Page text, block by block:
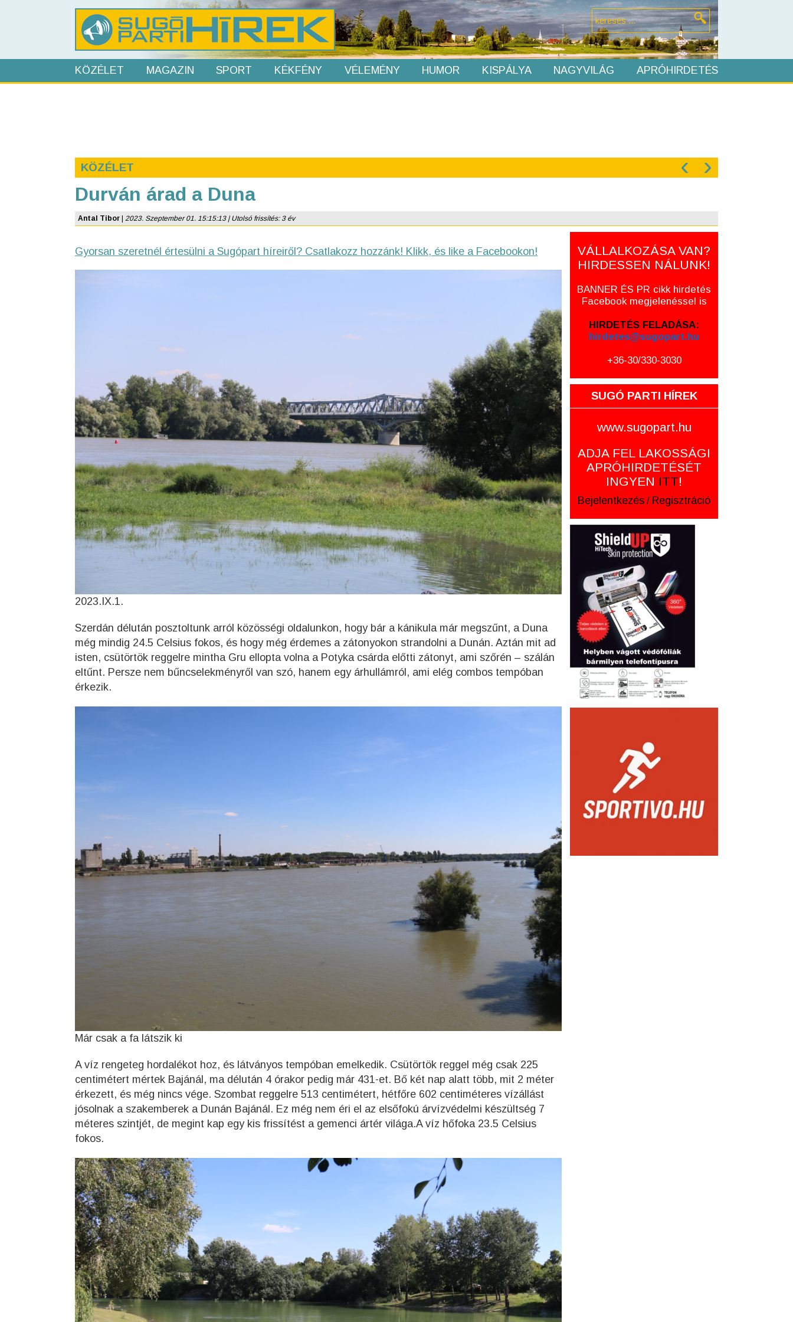
KÖZÉLET MAGAZIN SPORT KÉKFÉNY VÉLEMÉNY HUMOR KISPÁLYA NAGYVILÁG APRÓHIRDETÉS
KÖZÉLET ‹ ›
Durván árad a Duna
Antal Tibor 2023. Szeptember 01. 15:15:13 | Utolsó frissítés: 3 év
Gyorsan szeretnél értesülni a Sugópart híreiről? Csatlakozz hozzánk! Klikk, és like a Facebookon!
2023.IX.1.
Szerdán délután posztoltunk arról közösségi oldalunkon, hogy bár a kánikula már megszűnt, a Duna
még mindig 24.5 Celsius fokos, és hogy még érdemes a zátonyokon strandolni a Dunán. Aztán mit ad
isten, csütörtök reggelre mintha Gru ellopta volna a Potyka csárda előtti zátonyt, ami szőrén – szálán
eltűnt. Persze nem bűncselekményről van szó, hanem egy árhullámról, ami elég combos tempóban
érkezik.
Már csak a fa látszik ki
A víz rengeteg hordalékot hoz, és látványos tempóban emelkedik. Csütörtök reggel még csak 225
centimétert mértek Bajánál, ma délután 4 órakor pedig már 431-et. Bő két nap alatt több, mit 2 méter
érkezett, és még nincs vége. Szombat reggelre 513 centimétert, hétfőre 602 centiméteres vízállást
jósolnak a szakemberek a Dunán Bajánál. Ez még nem éri el az elsőfokú árvízvédelmi készültség 7
méteres szintjét, de megint kap egy kis frissítést a gemenci ártér világa.A víz hőfoka 23.5 Celsius
fokos.
VÁLLALKOZÁSA VAN?
HIRDESSEN NÁLUNK!
BANNER ÉS PR cikk hirdetés
Facebook megjelenéssel is
HIRDETÉS FELADÁSA:
hirdetes@sugopart.hu
+36-30/330-3030
SUGÓ PARTI HÍREK
www.sugopart.hu
ADJA FEL LAKOSSÁGI
APRÓHIRDETÉSÉT
INGYEN ITT!
Bejelentkezés / Regisztráció